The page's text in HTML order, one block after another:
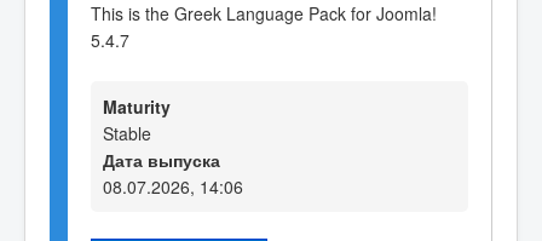
This is the Greek Language Pack for Joomla!
5.4.7
Maturity
Stable
Дата выпуска
08.07.2026, 14:06